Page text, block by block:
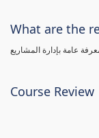
What are the
عامة بإدارة المشاريع
Course Review